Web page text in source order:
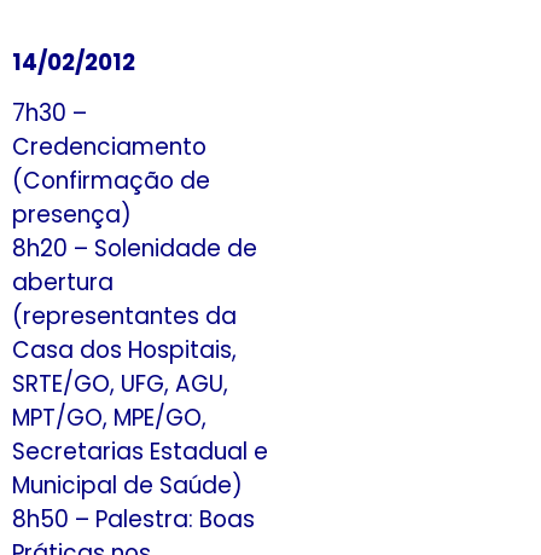
14/02/2012
7h30 –
Credenciamento
(Confirmação de
presença)
8h20 – Solenidade de
abertura
(representantes da
Casa dos Hospitais,
SRTE/GO, UFG, AGU,
MPT/GO, MPE/GO,
Secretarias Estadual e
Municipal de Saúde)
8h50 – Palestra: Boas